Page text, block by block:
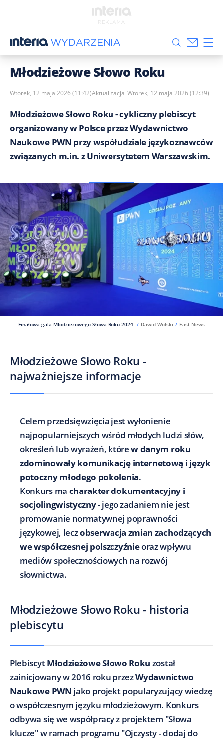
Młodzieżowe Słowo Roku
Wtorek, 12 maja 2026 (11:42)Aktualizacja Wtorek, 12 maja 2026 (12:39)
Młodzieżowe Słowo Roku - cykliczny plebiscyt
organizowany w Polsce przez Wydawnictwo
Naukowe PWN przy współudziale językoznawców
związanych m.in. z Uniwersytetem Warszawskim.
Finałowa gala Młodzieżowego Słowa Roku 2024 / Dawid Wolski / East News
Młodzieżowe Słowo Roku -
najważniejsze informacje
Celem przedsięwzięcia jest wyłonienie
najpopularniejszych wśród młodych ludzi słów,
określeń lub wyrażeń, którew danym roku
zdominowały komunikację internetową i język
potoczny młodego pokolenia.
Konkurs ma charakter dokumentacyjny i
socjolingwistyczny- jego zadaniem nie jest
promowanie normatywnej poprawności
językowej, leczobserwacja zmian zachodzących
we współczesnej polszczyźnieoraz wpływu
mediów społecznościowych na rozwój
słownictwa.
Młodzieżowe Słowo Roku - historia
plebiscytu
PlebiscytMłodzieżowe Słowo Roku został
zainicjowany w 2016 roku przezWydawnictwo
Naukowe PWN jako projekt popularyzujący wiedzę
o współczesnym języku młodzieżowym. Konkurs
odbywa się we współpracy z projektem "Słowa
klucze" w ramach programu "Ojczysty - dodaj do